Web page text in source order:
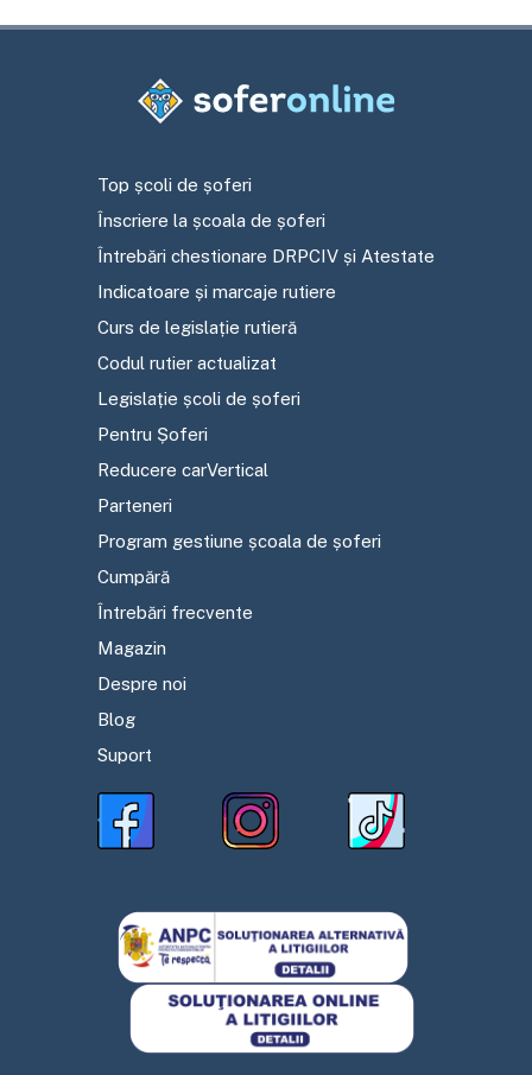
Top școli de șoferi
Înscriere la școala de șoferi
Întrebări chestionare DRPCIV și Atestate
Indicatoare și marcaje rutiere
Curs de legislație rutieră
Codul rutier actualizat
Legislație școli de șoferi
Pentru Șoferi
Reducere carVertical
Parteneri
Program gestiune școala de șoferi
Cumpără
Întrebări frecvente
Magazin
Despre noi
Blog
Suport